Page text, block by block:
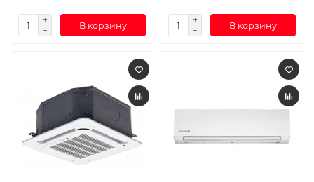
В корзину В корзину